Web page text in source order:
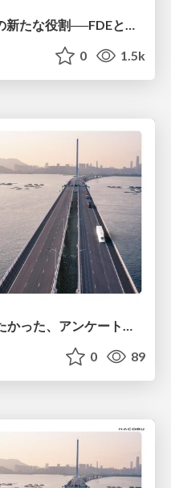
AI時代におけるエンジニアの新たな役割──FDEとクオリアの探求/登壇資料（戸井田 裕貴）
0 1.5k
0 89